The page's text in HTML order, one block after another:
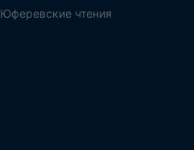
Юферевские чтения